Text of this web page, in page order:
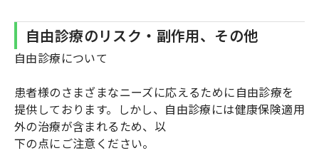
自由診療のリスク・副作用、その他
自由診療について
患者様のさまざまなニーズに応えるために自由診療を
提供しております。しかし、自由診療には健康保険適用
外の治療が含まれるため、以
下の点にご注意ください。